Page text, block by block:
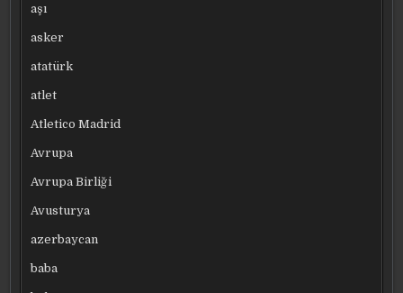
aşı
asker
atatürk
atlet
Atletico Madrid
Avrupa
Avrupa Birliği
Avusturya
azerbaycan
baba